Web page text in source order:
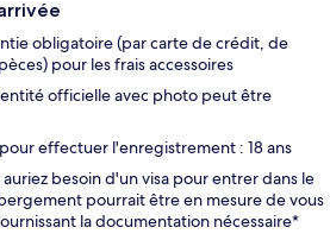
obligatoire (par carte de crédit, de
pour les frais accessoires
officielle avec photo peut être
effectuer l'enregistrement : 18 ans
auriez besoin d'un visa pour entrer dans le
pourrait être en mesure de vous
la documentation nécessaire*